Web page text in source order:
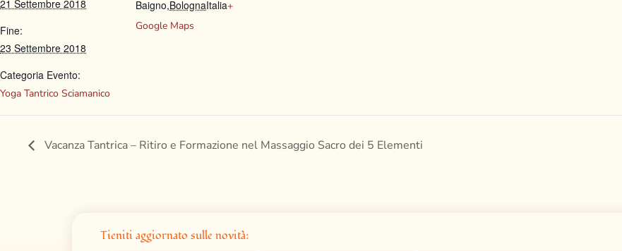
21 Settembre 2018
Fine:
23 Settembre 2018
Categoria Evento:
Yoga Tantrico Sciamanico
Baigno,BolognaItalia+
Google Maps
Vacanza Tantrica – Ritiro e Formazione nel Massaggio Sacro dei 5 Elementi
Tieniti aggiornato sulle novità: